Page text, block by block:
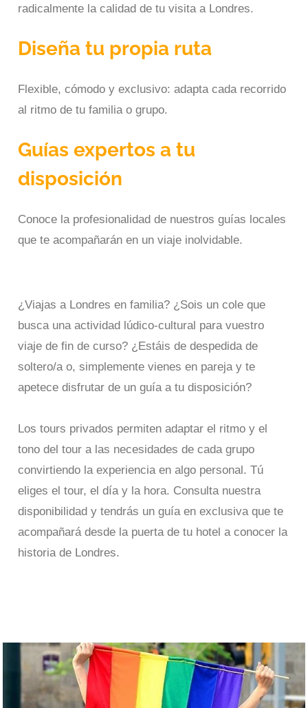
radicalmente la calidad de tu visita a Londres.
Diseña tu propia ruta
Flexible, cómodo y exclusivo: adapta cada recorrido
al ritmo de tu familia o grupo.
Guías expertos a tu
disposición
Conoce la profesionalidad de nuestros guías locales
que te acompañarán en un viaje inolvidable.
¿Viajas a Londres en familia? ¿Sois un cole que
busca una actividad lúdico-cultural para vuestro
viaje de fin de curso? ¿Estáis de despedida de
soltero/a o, simplemente vienes en pareja y te
apetece disfrutar de un guía a tu disposición?
Los tours privados permiten adaptar el ritmo y el
tono del tour a las necesidades de cada grupo
convirtiendo la experiencia en algo personal. Tú
eliges el tour, el día y la hora. Consulta nuestra
disponibilidad y tendrás un guía en exclusiva que te
acompañará desde la puerta de tu hotel a conocer la
historia de Londres.